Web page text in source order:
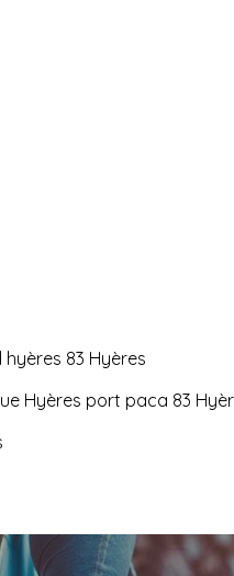
83 Hyères
Hyères port paca 83